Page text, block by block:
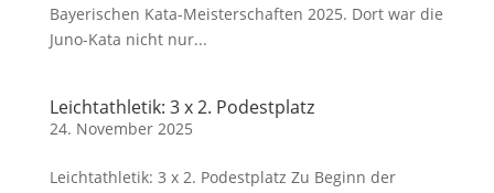
Bayerischen Kata-Meisterschaften 2025. Dort war die
Juno-Kata nicht nur...
Leichtathletik: 3 x 2. Podestplatz
24. November 2025
Leichtathletik: 3 x 2. Podestplatz Zu Beginn der